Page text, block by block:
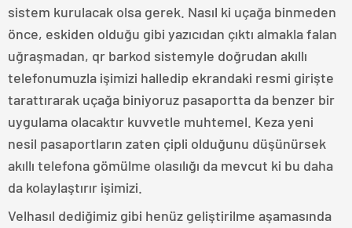
sistem kurulacak olsa gerek. Nasıl ki uçağa binmeden
önce, eskiden olduğu gibi yazıcıdan çıktı almakla falan
uğraşmadan, qr barkod sistemyle doğrudan akıllı
telefonumuzla işimizi halledip ekrandaki resmi girişte
tarattırarak uçağa biniyoruz pasaportta da benzer bir
uygulama olacaktır kuvvetle muhtemel. Keza yeni
nesil pasaportların zaten çipli olduğunu düşünürsek
akıllı telefona gömülme olasılığı da mevcut ki bu daha
da kolaylaştırır işimizi.
Velhasıl dediğimiz gibi henüz geliştirilme aşamasında